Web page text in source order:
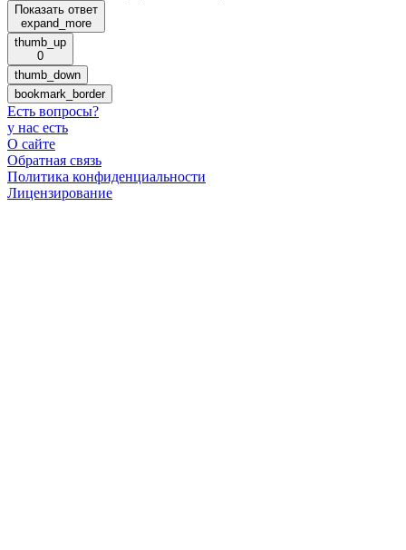
Показать ответ
expand_more
thumb_up
0
thumb_down
bookmark_border
Есть вопросы?
у нас есть
О сайте
Обратная связь
Политика конфиденциальности
Лицензирование